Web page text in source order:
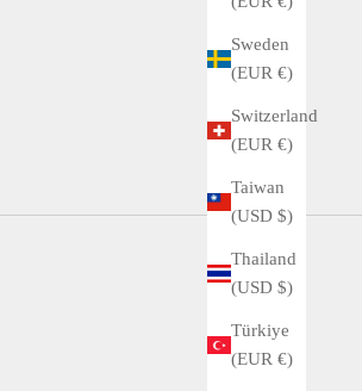
Sweden
(EUR €)
Switzerland
(EUR €)
Taiwan
(USD $)
Thailand
(USD $)
Türkiye
(EUR €)